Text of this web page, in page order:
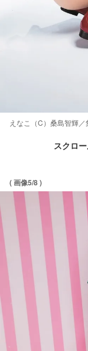
えなこ（C）桑島智輝／
スクロ
( 画像5/8 )